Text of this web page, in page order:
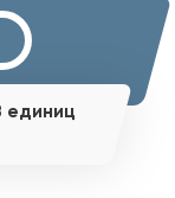
единиц